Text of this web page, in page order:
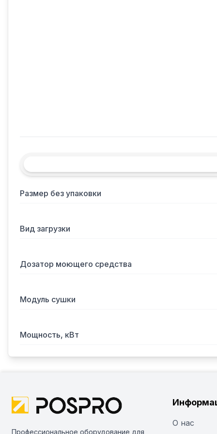
Размер без упаковки
Вид загрузки
Дозатор моющего средства
Модуль сушки
Мощность, кВт
Профессиональное оборудование для
О нас